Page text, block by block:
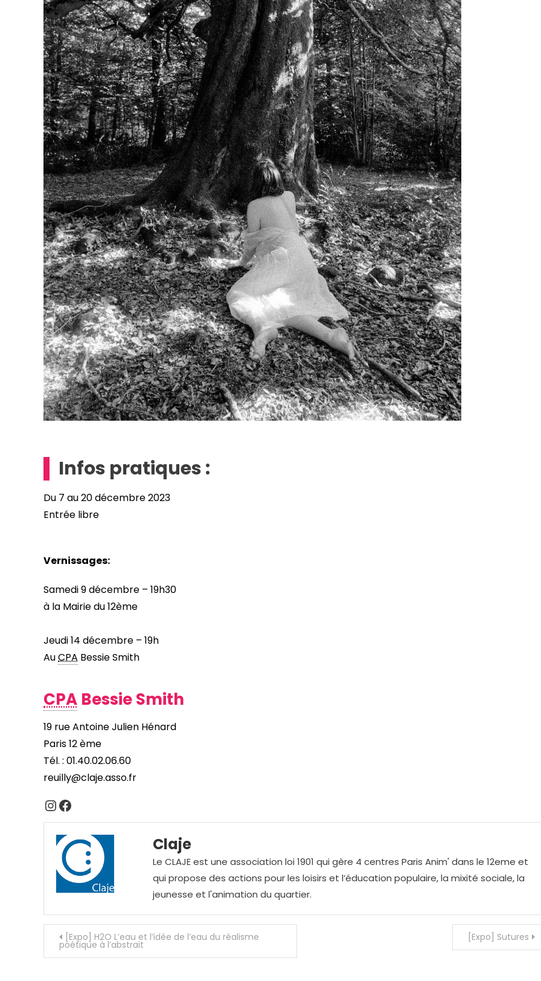
Infos pratiques :
Du 7 au 20 décembre 2023
Entrée libre
Vernissages:
Samedi 9 décembre – 19h30
à la Mairie du 12ème
Jeudi 14 décembre – 19h
AuCPA Bessie Smith
CPA Bessie Smith
19 rue Antoine Julien Hénard
Paris 12 ème
Tél. : 01.40.02.06.60
reuilly@claje.asso.fr
Instagram
Facebook
Claje
Le CLAJE est une association loi 1901 qui gère 4 centres Paris Anim' dans le 12eme et
qui propose des actions pour les loisirs et l’éducation populaire, la mixité sociale, la
jeunesse et l'animation du quartier.
Navigation
de
[Expo] H2O L’eau et l’idée de l’eau du réalisme
poétique à l’abstrait
[Expo] Sutures